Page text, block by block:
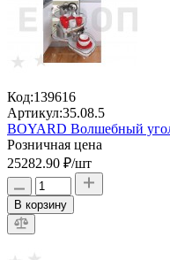
Код:139616
Артикул:35.08.5
BOYARD Волшебный
Розничная цена
25282.90 ₽/шт
В корзину